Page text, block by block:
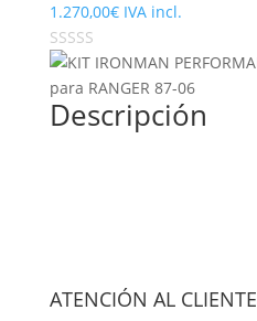
1.270,00€ IVA incl.
Descripción
ATENCIÓN AL CLIENTE